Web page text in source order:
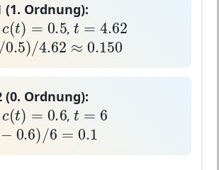
(1. Ordnung):
c(t) = 0.5
c(t)=0.5,t = 4.62
t= 4.62
1/0.5)/4.62 ≈ 0.150
0.5)/4.62 ≈0.150
(0. Ordnung):
c(t) = 0.6
c(t)=0.6,t = 6
t= 6
− 0.6) /6 =
0.6)/6=0.1